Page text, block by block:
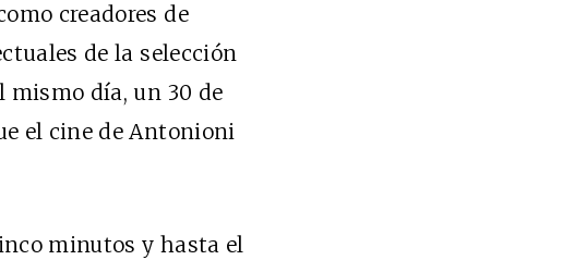
creadores de
de la selección
mismo día, un 30 de
el cine de Antonioni
minutos y hasta el